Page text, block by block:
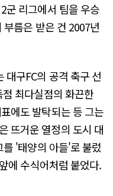
군 리그에서 팀을 우승
부름은 받은 건 2007년
대구FC의 공격 축구 선
최다실점의 화끈한
에도 발탁되는 등 그는
뜨거운 열정의 도시 대
'태양의 아들'로 불렀
에 수식어처럼 붙었다.